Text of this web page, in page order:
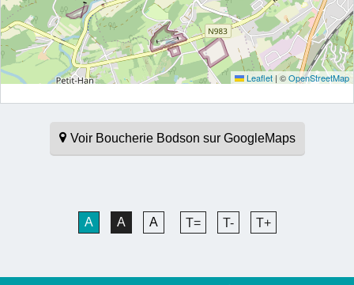
Leaflet|©OpenStreetMap
Voir Boucherie Bodson sur GoogleMaps
A A A T= T- T+